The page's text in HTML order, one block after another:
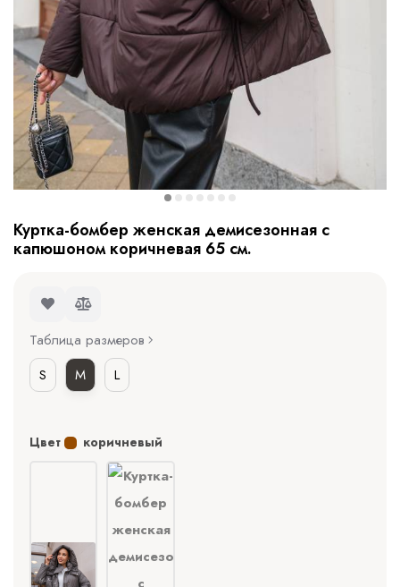
Куртка-бомбер женская демисезонная с
капюшоном коричневая 65 см.
Таблица размеров
S
M L
Цвет коричневый